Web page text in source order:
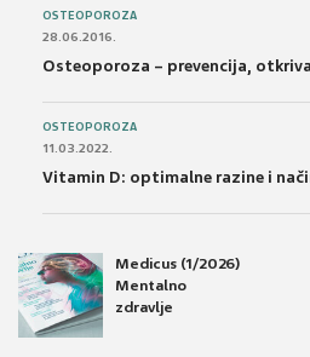
OSTEOPOROZA
28.06.2016.
Osteoporoza – prevencija,
OSTEOPOROZA
11.03.2022.
Vitamin D: optimalne razine i
Medicus (1/2026)
Mentalno
zdravlje